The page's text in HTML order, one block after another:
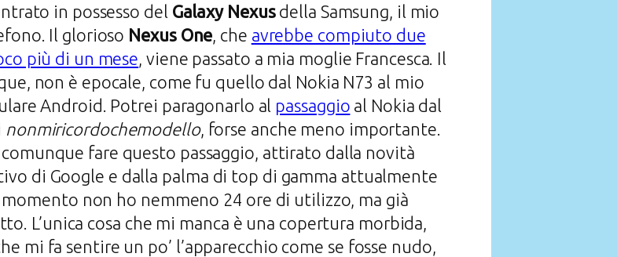
in possesso del Galaxy Nexusdella Samsung, il mio
Il glorioso Nexus One , che avrebbe compiuto due
più di un mese , viene passato a mia moglie Francesca. Il
non è epocale, come fu quello dal Nokia N73 al mio
Android. Potrei paragonarlo al passaggio al Nokia dal
nonmiricordochemodello, forse anche meno importante.
fare questo passaggio, attirato dalla novità
di Google e dalla palma di top di gamma attualmente
non ho nemmeno 24 ore di utilizzo, ma già
L’unica cosa che mi manca è una copertura morbida,
mi fa sentire un po’ l’apparecchio come se fosse nudo,